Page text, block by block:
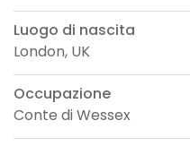
Luogo di nascita
London, UK
Occupazione
Conte di Wessex